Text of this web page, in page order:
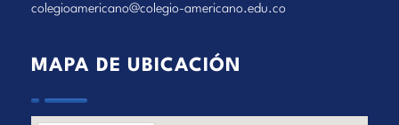
colegioamericano@colegio-americano.edu.co
MAPA DE UBICACIÓN